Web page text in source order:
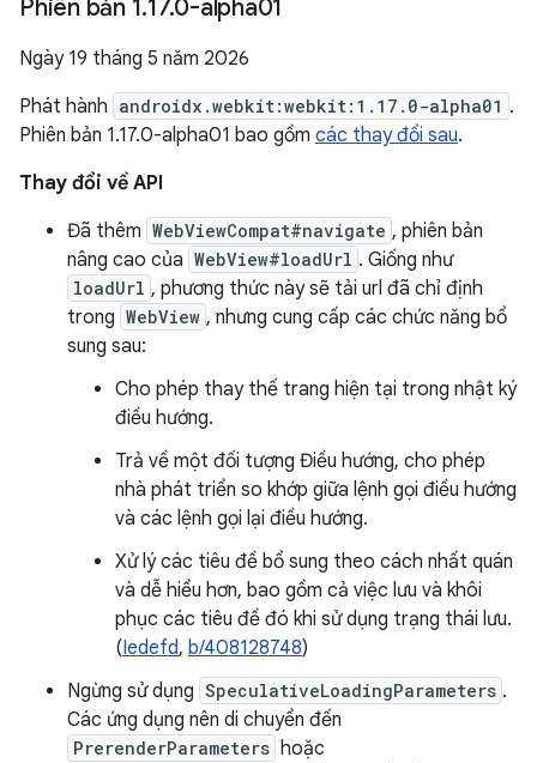
Phiên bản 1.17.0-alpha01
Ngày 19 tháng 5 năm 2026
Phát hành androidx.webkit:webkit:1.17.0-alpha01 .
Phiên bản 1.17.0-alpha01 bao gồm các thay đổi sau.
Thay đổi về API
Đã thêm WebViewCompat#navigate , phiên bản
nâng cao của WebView#loadUrl . Giống như
loadUrl , phương thức này sẽ tải url đã chỉ định
trong WebView , nhưng cung cấp các chức năng bổ
sung sau:
Cho phép thay thế trang hiện tại trong nhật ký
điều hướng.
Trả về một đối tượng Điều hướng, cho phép
nhà phát triển so khớp giữa lệnh gọi điều hướng
và các lệnh gọi lại điều hướng.
Xử lý các tiêu đề bổ sung theo cách nhất quán
và dễ hiểu hơn, bao gồm cả việc lưu và khôi
phục các tiêu đề đó khi sử dụng trạng thái lưu.
(Iedefd, b/408128748)
Ngừng sử dụng SpeculativeLoadingParameters .
Các ứng dụng nên di chuyển đến
PrerenderParameters hoặc